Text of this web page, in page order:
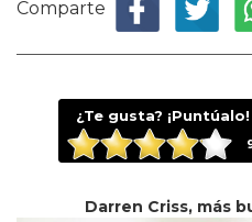
Comparte
¿Te gusta? ¡Puntúalo!
Darren Criss, más